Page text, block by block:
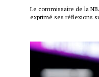
Le commissaire de la
exprimé ses réflexions